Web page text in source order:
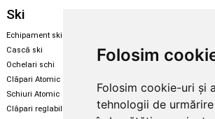
Folosim
Folosim cookie-uri și
tehnologii de
Ski
Echipament ski
Cască ski
Ochelari schi
Clăpari Atomic
Schiuri Atomic
Clăpari reglabili
Echipament
Skate &
Santa Cruz